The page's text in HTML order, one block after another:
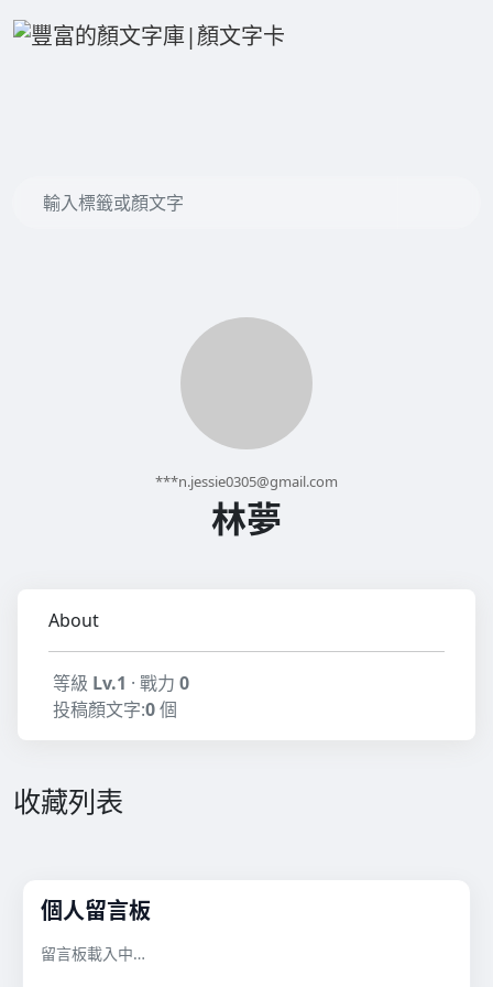
***n.jessie0305@gmail.com
林夢
About
等級 Lv.1 · 戰力 0
投稿顏文字:0個
收藏列表
個人留言板
留言板載入中…